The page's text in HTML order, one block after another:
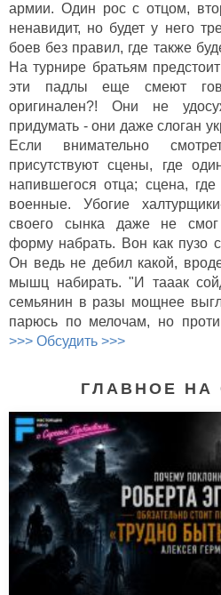
армии. Один рос с отцом,
ненавидит, но будет у него
боев без правил, где также
На турнире братьям
эти падлы еще смеют
оригинален?! Они не
придумать - они даже слоган
Если внимательно
присутствуют сцены, где
напившегося отца; сцена,
военные. Убогие
своего сынка даже не смог
форму набрать. Вон как пузо
Он ведь не дебил какой,
мышц набирать. "И тааак
семьянин в разы мощнее
парюсь по мелочам, но
>>> Обсудить >>>
ГЛАВНОЕ НА